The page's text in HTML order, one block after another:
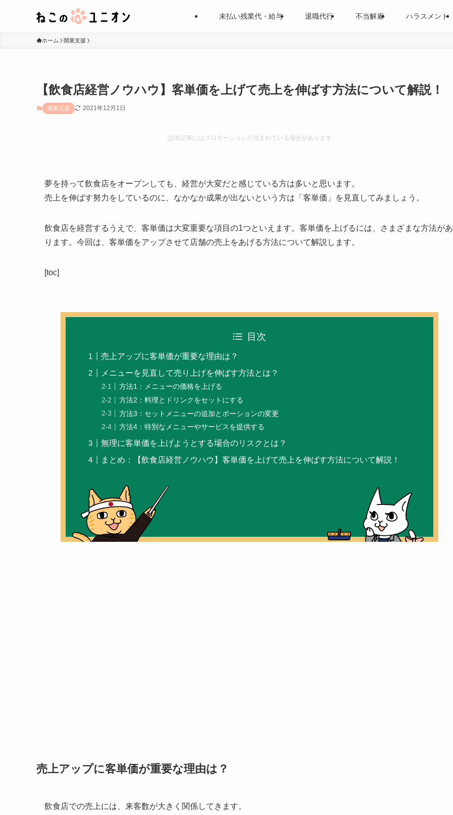
未払い残業代・給与 退職代行 不当解雇 ハラスメント
ホーム 開業支援
【飲食店経営ノウハウ】客単価を上げて売上を伸ばす方法について解説！
開業支援 2021年12月1日
本記事にはプロモーションが含まれている場合があります
夢を持って飲食店をオープンしても、経営が大変だと感じている方は多いと思います。
売上を伸ばす努力をしているのに、なかなか成果が出ないという方は「客単価」を見直してみましょう。
飲食店を経営するうえで、客単価は大変重要な項目の1つといえます。客単価を上げるには、さまざまな方法があ
ります。今回は、 客単価をアップさせて店舗の売上をあげる方法について解説します。
[toc]
目次
売上アップに客単価が重要な理由は？
メニューを見直して売り上げを伸ばす方法とは？
方法1：メニューの価格を上げる
方法2：料理とドリンクをセットにする
方法3：セットメニューの追加とポーションの変更
方法4：特別なメニューやサービスを提供する
無理に客単価を上げようとする場合のリスクとは？
まとめ：【飲食店経営ノウハウ】客単価を上げて売上を伸ばす方法について解説！
売上アップに客単価が重要な理由は？
飲食店での売上には、来客数が大きく関係してきます。